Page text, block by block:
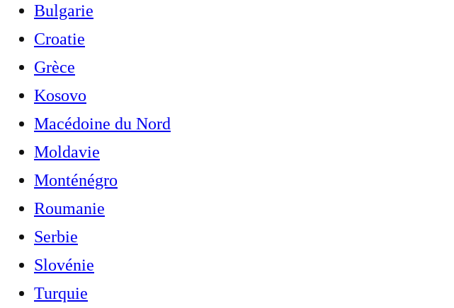
Bulgarie
Croatie
Grèce
Kosovo
Macédoine du Nord
Moldavie
Monténégro
Roumanie
Serbie
Slovénie
Turquie